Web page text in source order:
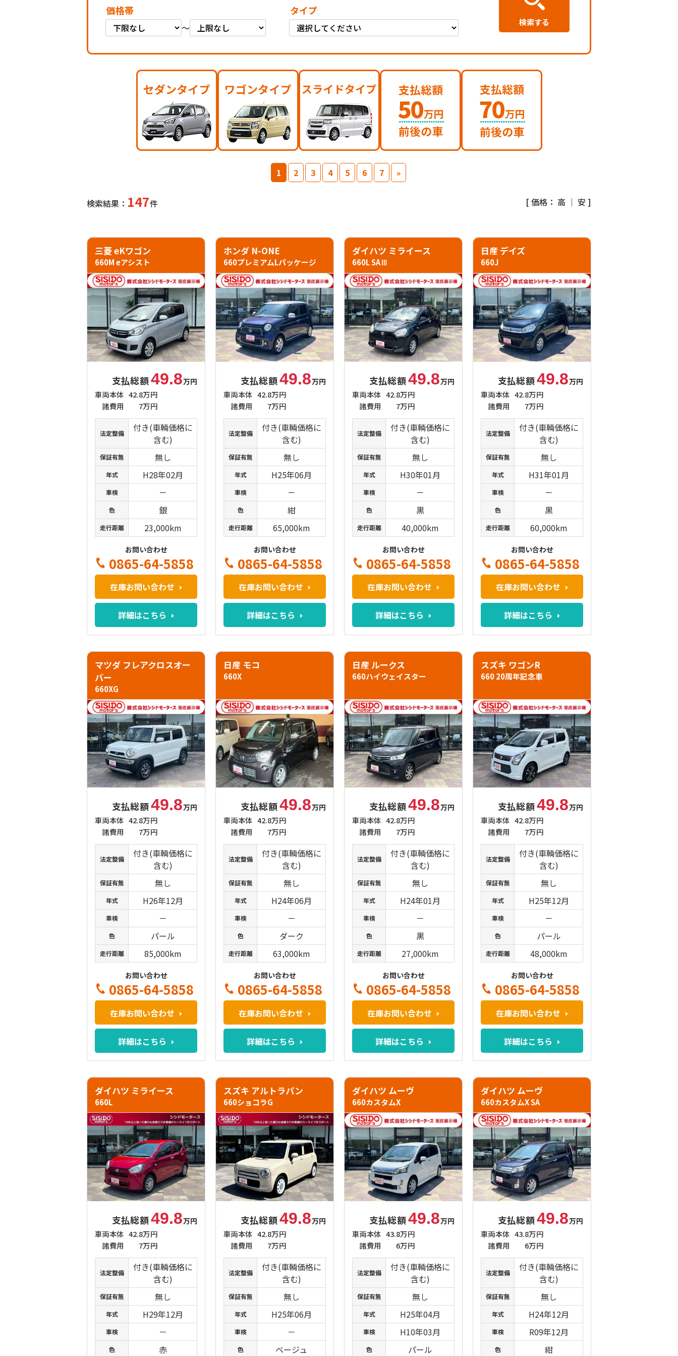
価格帯
～
タイプ
1 2 3 4 5 6 7 »
検索結果： 147件 [ 価格： 高 ｜ 安 ]
三菱 eKワゴン
660M eアシスト
支払総額49.8万円
車両本体 42.8万円
諸費用
7万円
法定整備
付き(車輌価格に
含む)
保証有無 無し
年式 H28年02月
車検 －
色 銀
走行距離 23,000km
お問い合わせ
0865-64-5858
在庫お問い合わせ
詳細はこちら
ホンダ N-ONE
660プレミアムLパッケージ
支払総額49.8万円
車両本体 42.8万円
諸費用
7万円
法定整備
付き(車輌価格に
含む)
保証有無 無し
年式 H25年06月
車検 －
色 紺
走行距離 65,000km
お問い合わせ
0865-64-5858
在庫お問い合わせ
詳細はこちら
ダイハツ ミライース
660L SAⅢ
支払総額49.8万円
車両本体 42.8万円
諸費用
7万円
法定整備
付き(車輌価格に
含む)
保証有無 無し
年式 H30年01月
車検 －
色 黒
走行距離 40,000km
お問い合わせ
0865-64-5858
在庫お問い合わせ
詳細はこちら
日産 デイズ
660J
支払総額49.8万円
車両本体 42.8万円
諸費用
7万円
法定整備
付き(車輌価格に
含む)
保証有無 無し
年式 H31年01月
車検 －
色 黒
走行距離 60,000km
お問い合わせ
0865-64-5858
在庫お問い合わせ
詳細はこちら
マツダ フレアクロスオー
バー
660XG
支払総額49.8万円
車両本体 42.8万円
諸費用
7万円
法定整備
付き(車輌価格に
含む)
保証有無 無し
年式 H26年12月
車検 －
色 パール
走行距離 85,000km
お問い合わせ
0865-64-5858
在庫お問い合わせ
詳細はこちら
日産 モコ
660X
支払総額49.8万円
車両本体 42.8万円
諸費用
7万円
法定整備
付き(車輌価格に
含む)
保証有無 無し
年式 H24年06月
車検 －
色 ダーク
走行距離 63,000km
お問い合わせ
0865-64-5858
在庫お問い合わせ
詳細はこちら
日産 ルークス
660ハイウェイスター
支払総額49.8万円
車両本体 42.8万円
諸費用
7万円
法定整備
付き(車輌価格に
含む)
保証有無 無し
年式 H24年01月
車検 －
色 黒
走行距離 27,000km
お問い合わせ
0865-64-5858
在庫お問い合わせ
詳細はこちら
スズキ ワゴンR
660 20周年記念車
支払総額49.8万円
車両本体 42.8万円
諸費用
7万円
法定整備
付き(車輌価格に
含む)
保証有無 無し
年式 H25年12月
車検 －
色 パール
走行距離 48,000km
お問い合わせ
0865-64-5858
在庫お問い合わせ
詳細はこちら
ダイハツ ミライース
660L
支払総額49.8万円
車両本体 42.8万円
諸費用
7万円
法定整備
付き(車輌価格に
含む)
保証有無 無し
年式 H29年12月
車検 －
色 赤
スズキ アルトラパン
660ショコラG
支払総額49.8万円
車両本体 42.8万円
諸費用
7万円
法定整備
付き(車輌価格に
含む)
保証有無 無し
年式 H25年06月
車検 －
色 ベージュ
ダイハツ ムーヴ
660カスタムX
支払総額49.8万円
車両本体 43.8万円
諸費用
6万円
法定整備
付き(車輌価格に
含む)
保証有無 無し
年式 H25年04月
車検 H10年03月
色 パール
ダイハツ ムーヴ
660カスタムX SA
支払総額49.8万円
車両本体 43.8万円
諸費用
6万円
法定整備
付き(車輌価格に
含む)
保証有無 無し
年式 H24年12月
車検 R09年12月
色 紺